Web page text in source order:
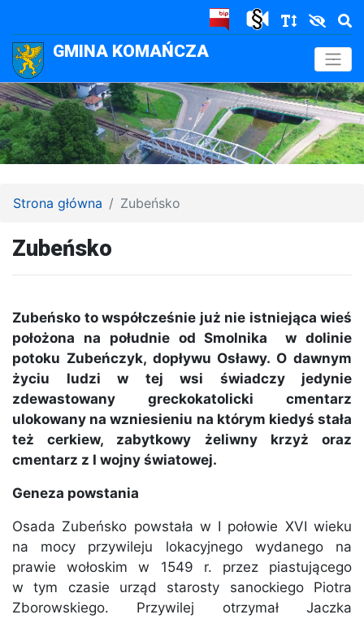
GMINA KOMAŃCZA .
Strona główna Zubeńsko
Zubeńsko
Zubeńsko to współcześnie już nie istniejąca wieś
położona na południe od Smolnika
w dolinie
potoku Zubeńczyk, dopływu Osławy. O dawnym
życiu ludzi w tej wsi świadczy jedynie
zdewastowany greckokatolicki cmentarz
ulokowany na wzniesieniu na którym kiedyś stała
też cerkiew, zabytkowy żeliwny krzyż oraz
cmentarz z I wojny światowej.
Geneza powstania
Osada Zubeńsko powstała w I połowie XVI wieku
na mocy przywileju lokacyjnego wydanego na
prawie wołoskim w 1549 r. przez piastującego
w tym czasie urząd starosty sanockiego Piotra
Zborowskiego. Przywilej otrzymał Jaczka